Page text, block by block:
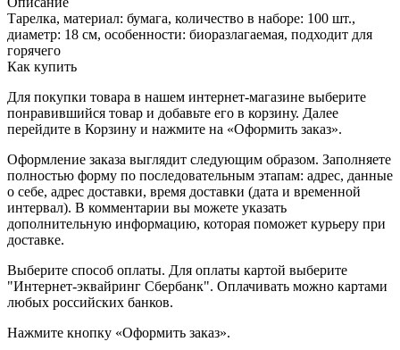
Тарелка, материал: бумага, количество в наборе: 100 шт.,
диаметр: 18 см, особенности: биоразлагаемая, подходит для
горячего
Как купить
Для покупки товара в нашем интернет-магазине выберите
понравившийся товар и добавьте его в корзину. Далее
перейдите в Корзину и нажмите на «Оформить заказ».
Оформление заказа выглядит следующим образом. Заполняете
полностью форму по последовательным этапам: адрес, данные
о себе, адрес доставки, время доставки (дата и временной
интервал). В комментарии вы можете указать
дополнительную информацию, которая поможет курьеру при
доставке.
Выберите способ оплаты. Для оплаты картой выберите
"Интернет-эквайринг Сбербанк". Оплачивать можно картами
любых российских банков.
Нажмите кнопку «Оформить заказ».